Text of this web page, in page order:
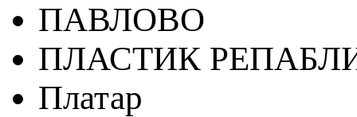
ПАВЛОВО
ПЛАСТИК
Платар